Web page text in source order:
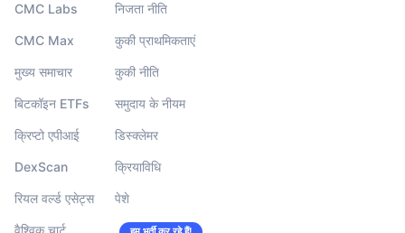
CMC Labs
CMC Max
मुख्य समाचार
बिटकॉइन ETFs
क्रिप्टो एपीआई
DexScan
रियल वर्ल्ड एसेट्स
निजता नीति
कुकी प्राथमिकताएं
कुकी नीति
समुदाय के नीयम
डिस्क्लेमर
क्रियाविधि
पेशे